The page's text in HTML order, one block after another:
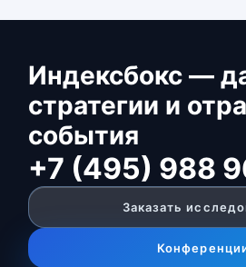
Индексбокс —
стратегии и
события
+7 (495) 988
Заказать